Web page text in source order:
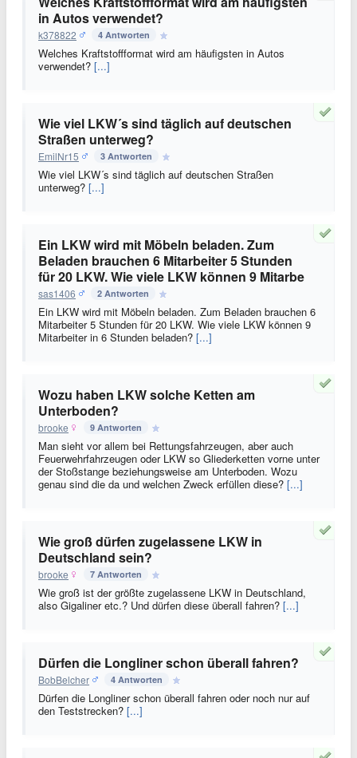
in Autos verwendet?
k378822 4 Antworten
Welches Kraftstoffformat wird am häufigsten in Autos
verwendet? [...]
Wie viel LKW´s sind täglich auf deutschen
Straßen unterweg?
EmilNr15 3 Antworten
Wie viel LKW´s sind täglich auf deutschen Straßen
unterweg? [...]
Ein LKW wird mit Möbeln beladen. Zum
Beladen brauchen 6 Mitarbeiter 5 Stunden
für 20 LKW. Wie viele LKW können 9 Mitarbe
sas1406 2 Antworten
Ein LKW wird mit Möbeln beladen. Zum Beladen brauchen 6
Mitarbeiter 5 Stunden für 20 LKW. Wie viele LKW können 9
Mitarbeiter in 6 Stunden beladen? [...]
Wozu haben LKW solche Ketten am
Unterboden?
brooke 9 Antworten
Man sieht vor allem bei Rettungsfahrzeugen, aber auch
Feuerwehrfahrzeugen oder LKW so Gliederketten vorne unter
der Stoßstange beziehungsweise am Unterboden. Wozu
genau sind die da und welchen Zweck erfüllen diese? [...]
Wie groß dürfen zugelassene LKW in
Deutschland sein?
brooke 7 Antworten
Wie groß ist der größte zugelassene LKW in Deutschland,
also Gigaliner etc.? Und dürfen diese überall fahren? [...]
Dürfen die Longliner schon überall fahren?
BobBelcher 4 Antworten
Dürfen die Longliner schon überall fahren oder noch nur auf
den Teststrecken? [...]